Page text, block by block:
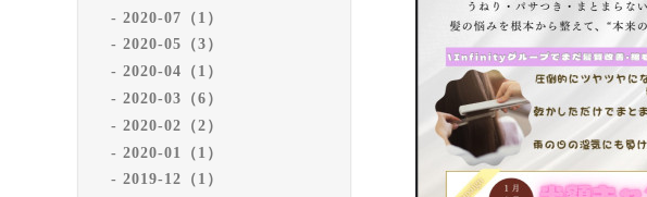
2020-07（1）
2020-05（3）
2020-04（1）
2020-03（6）
2020-02（2）
2020-01（1）
2019-12（1）